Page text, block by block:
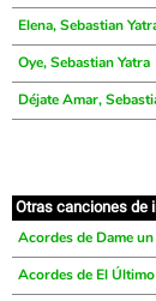
Elena, Sebastian
Oye, Sebastian Yatra
Déjate Amar,
Otras canciones de
Acordes de Dame
Acordes de El